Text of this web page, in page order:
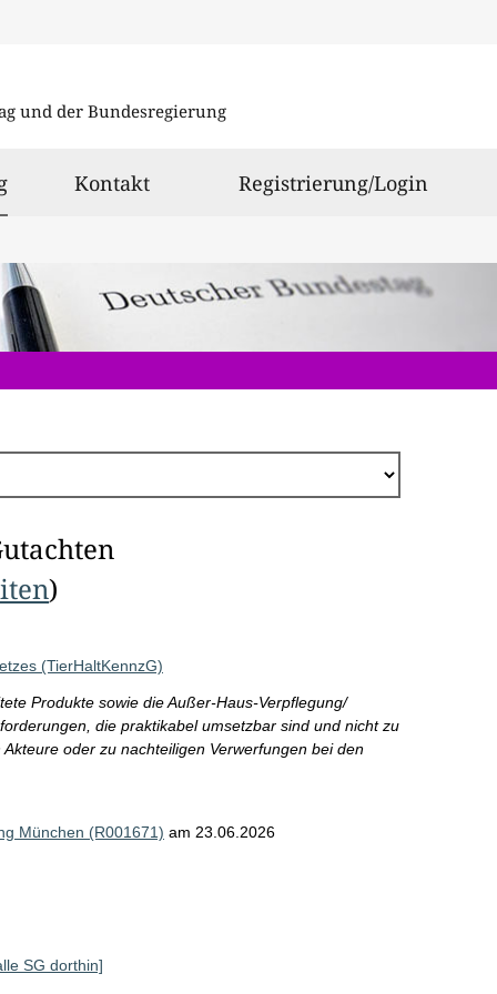
und der Bundesregierung
ausgewählt
Kontakt Registrierung/Login
)
(TierHaltKennzG)
Produkte sowie die Außer-Haus-Verpflegung/
die praktikabel umsetzbar sind und nicht zu
oder zu nachteiligen Verwerfungen bei den
München (R001671) am 23.06.2026
SG dorthin]